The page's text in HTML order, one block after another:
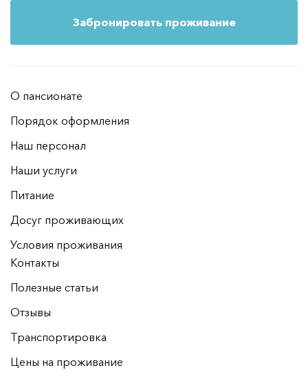
Забронировать проживание
О пансионате
Порядок оформления
Наш персонал
Наши услуги
Питание
Досуг проживающих
Условия проживания
Контакты
Полезные статьи
Отзывы
Транспортировка
Цены на проживание